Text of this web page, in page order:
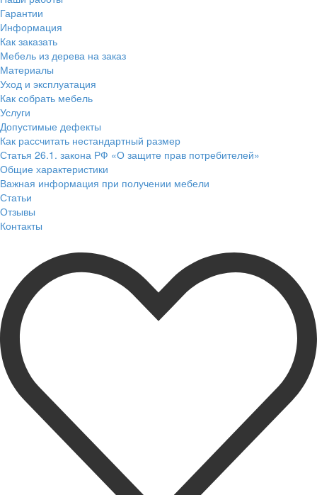
Гарантии
Информация
Как заказать
Мебель из дерева на заказ
Материалы
Уход и эксплуатация
Как собрать мебель
Услуги
Допустимые дефекты
Как рассчитать нестандартный размер
Статья 26.1. закона РФ «О защите прав потребителей»
Общие характеристики
Важная информация при получении мебели
Статьи
Отзывы
Контакты